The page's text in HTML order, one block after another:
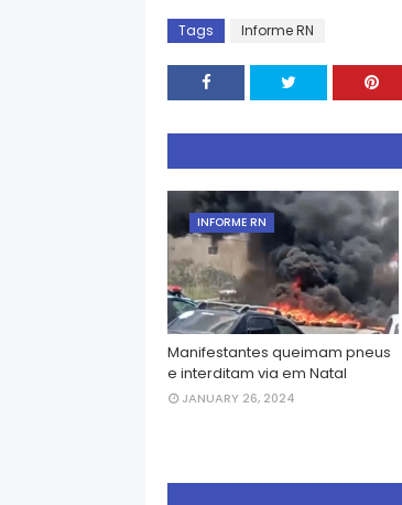
Tags Informe RN
INFORME RN
Manifestantes queimam pneus
e interditam via em Natal
JANUARY 26, 2024